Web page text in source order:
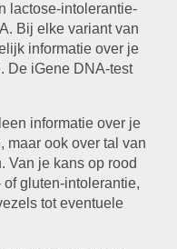
lactose-intolerantie-
Bij elke variant van
informatie over je
De iGene DNA-test
informatie over je
maar ook over tal van
Van je kans op rood
of gluten-intolerantie,
tot eventuele